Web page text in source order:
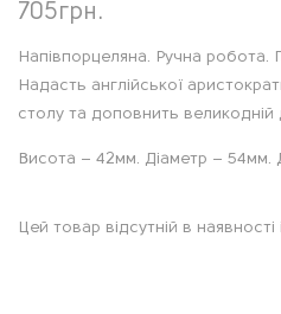
705грн.
Напівпорцеляна. Ручна робота.
Надасть англійської
столу та доповнить великодній
Висота – 42мм. Діаметр – 54мм.
Цей товар відсутній в